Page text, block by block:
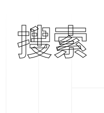
搜索